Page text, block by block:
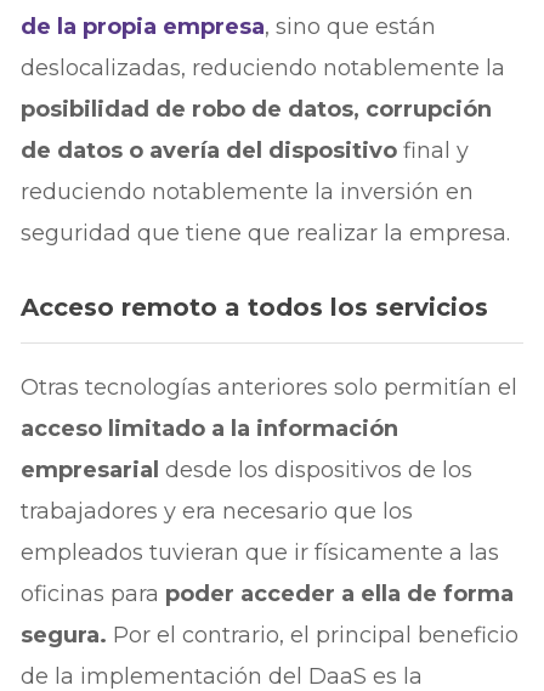
de la propia empresa, sino que están
deslocalizadas, reduciendo notablemente la
posibilidad de robo de datos, corrupción
de datos o avería del dispositivofinal y
reduciendo notablemente la inversión en
seguridad que tiene que realizar la empresa.
Acceso remoto a todos los servicios
Otras tecnologías anteriores solo permitían el
acceso limitado a la información
empresarialdesde los dispositivos de los
trabajadores y era necesario que los
empleados tuvieran que ir físicamente a las
oficinas para poder acceder a ella de forma
segura. Por el contrario, el principal beneficio
de la implementación del DaaS es la